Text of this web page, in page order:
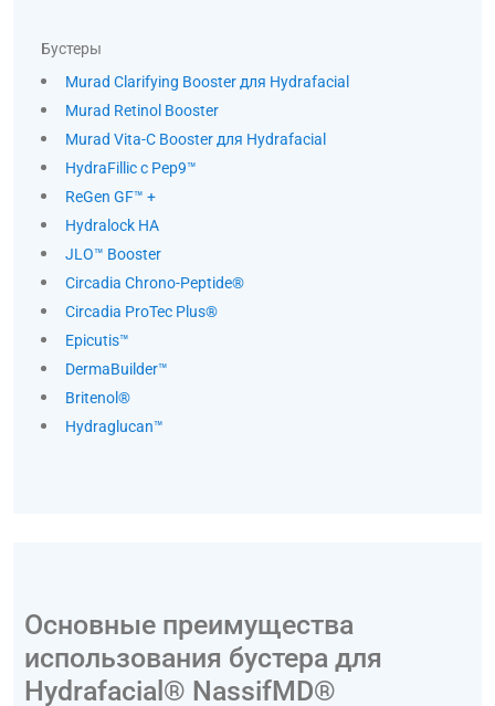
Бустеры
Murad Clarifying Booster для Hydrafacial
Murad Retinol Booster
Murad Vita-C Booster для Hydrafacial
HydraFillic с Pep9™
ReGen GF™ +
Hydralock HA
JLO™ Booster
Circadia Chrono-Peptide®
Circadia ProTec Plus®
Epicutis™
DermaBuilder™
Britenol®
Hydraglucan™
Основные преимущества
использования бустера для
Hydrafacial® NassifMD®